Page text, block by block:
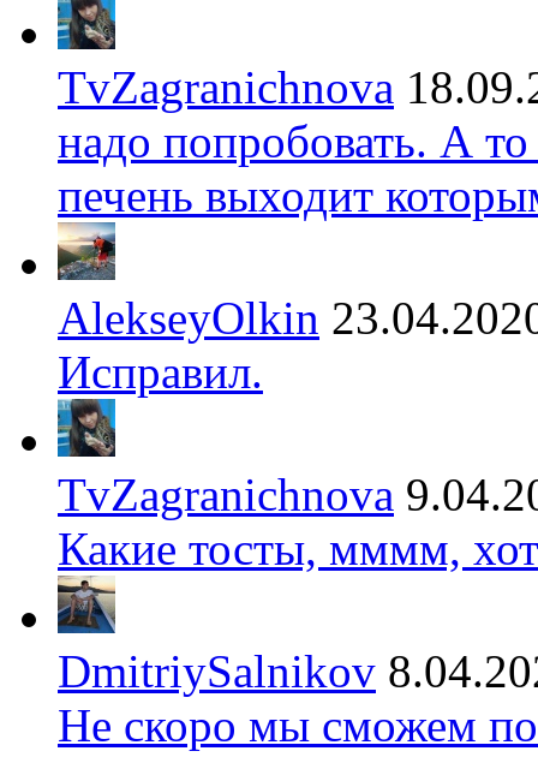
TvZagranichnova
надо попробовать. А
печень выходит
AlekseyOlkin
Исправил.
TvZagranichnova
Какие тосты, мммм,
DmitriySalnikov
Не скоро мы сможем